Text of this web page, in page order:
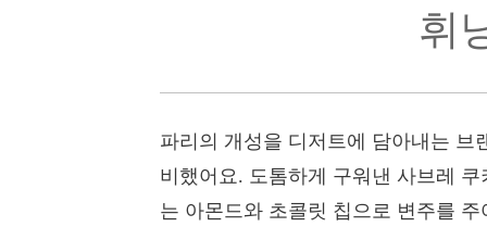
휘
파리의 개성을 디저트에 담아내는 브
비했어요. 도톰하게 구워낸 사브레
는 아몬드와 초콜릿 칩으로 변주를